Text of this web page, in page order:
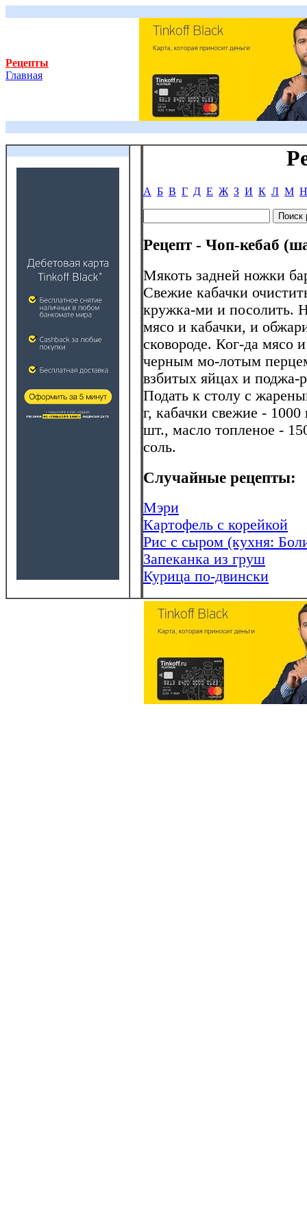
Рецепты
Главная
А Б В Г Д Е Ж З И К Л М Н
Рецепт - Чоп-кебаб
Мякоть задней ножки
Свежие кабачки
кружка-ми и посолить.
мясо и кабачки, и
сковороде. Ког-да мясо
черным мо-лотым
взбитых яйцах и поджа-
Подать к столу с
г, кабачки свежие - 1000
шт., масло топленое -
соль.
Случайные рецепты:
Мэри
Картофель с корейкой
Рис с сыром (кухня:
Запеканка из груш
Курица по-двински